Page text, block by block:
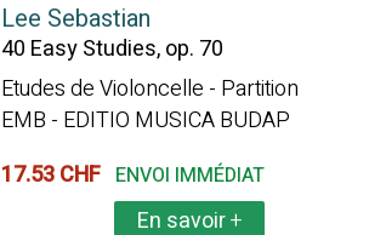
Lee Sebastian
40 Easy Studies, op. 70
Etudes de Violoncelle - Partition
EMB - EDITIO MUSICA BUDAP
17.53 CHF ENVOI IMMÉDIAT
En savoir+